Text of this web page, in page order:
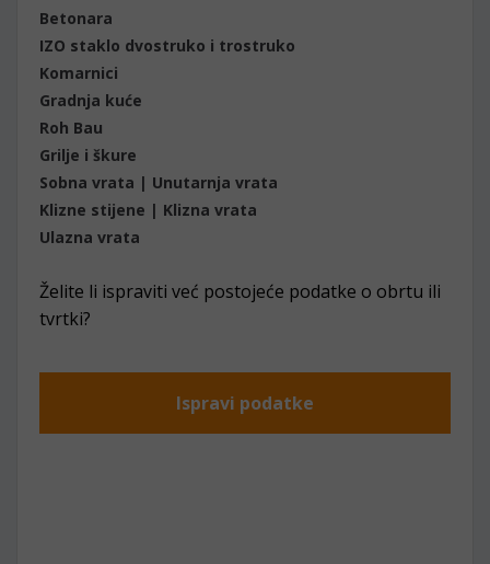
Betonara
IZO staklo dvostruko i trostruko
Komarnici
Gradnja kuće
Roh Bau
Grilje i škure
Sobna vrata | Unutarnja vrata
Klizne stijene | Klizna vrata
Ulazna vrata
Želite li ispraviti već postojeće podatke o obrtu ili
tvrtki?
Ispravi podatke